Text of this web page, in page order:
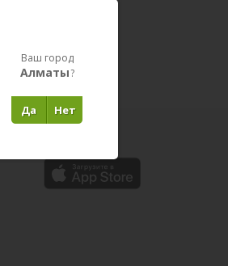
Ваш город
Алматы?
Нет
Да